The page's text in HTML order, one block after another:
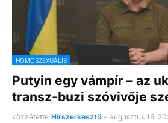
HOMOSZEXUÁLIS
Putyin egy vámpír – az
transz-buzi szóvivője
közzétette Hírszerkesztő - augusztus 16,